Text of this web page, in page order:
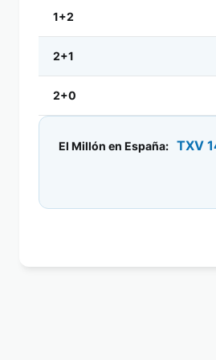
1+2
2+1
2+0
El Millón en España: TXV